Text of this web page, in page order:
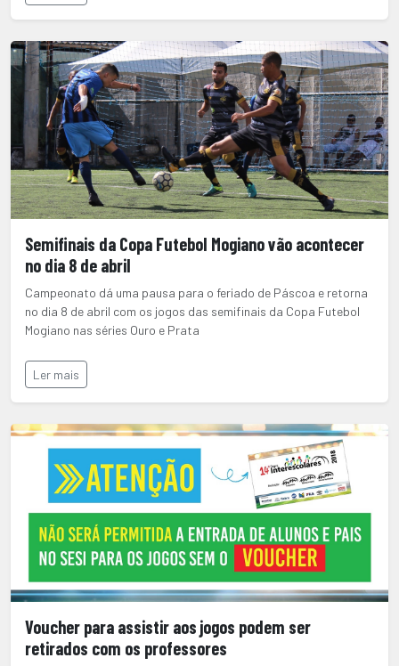
Semifinais da Copa Futebol Mogiano vão acontecer
no dia 8 de abril
Campeonato dá uma pausa para o feriado de Páscoa e retorna
no dia 8 de abril com os jogos das semifinais da Copa Futebol
Mogiano nas séries Ouro e Prata
Ler mais
Voucher para assistir aos jogos podem ser
retirados com os professores